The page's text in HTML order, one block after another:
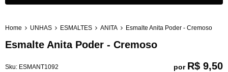
Home UNHAS ESMALTES ANITA Esmalte Anita Poder - Cremoso
Esmalte Anita Poder - Cremoso
Sku: ESMANT1092
por R$ 9,50